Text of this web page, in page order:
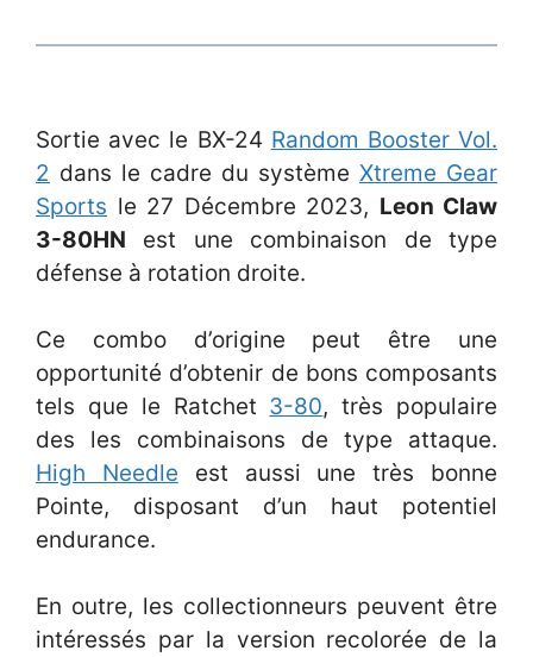
Sortie avec le BX-24 Random Booster Vol.
2 dans le cadre du système Xtreme Gear
Sports le 27 Décembre 2023, Leon Claw
3-80HN est une combinaison de type
défense à rotation droite.
Ce combo d’origine peut être une
opportunité d’obtenir de bons composants
tels que le Ratchet 3-80, très populaire
des les combinaisons de type attaque.
High Needle est aussi une très bonne
Pointe, disposant d’un haut potentiel
endurance.
En outre, les collectionneurs peuvent être
intéressés par la version recolorée de la